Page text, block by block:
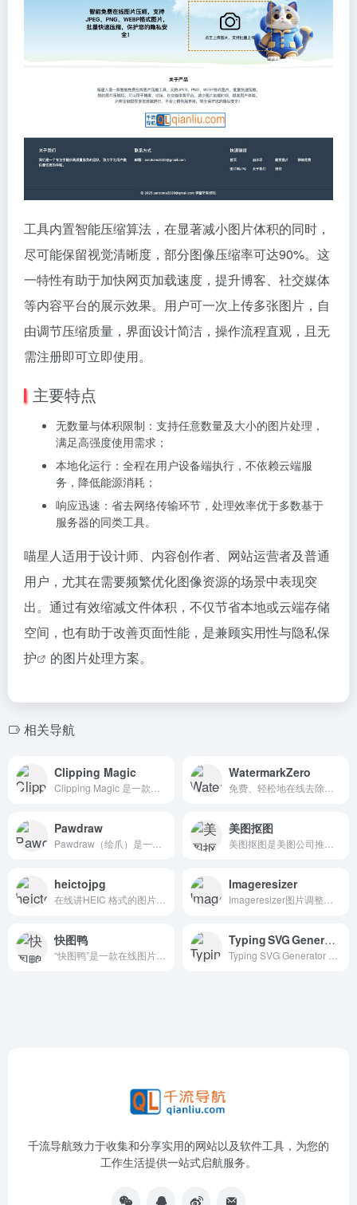
工具内置智能压缩算法，在显著减小图片体积的同时，
尽可能保留视觉清晰度，部分图像压缩率可达90%。这
一特性有助于加快网页加载速度，提升博客、社交媒体
等内容平台的展示效果。用户可一次上传多张图片，自
由调节压缩质量，界面设计简洁，操作流程直观，且无
需注册即可立即使用。
主要特点
无数量与体积限制：支持任意数量及大小的图片处理，
满足高强度使用需求；
本地化运行：全程在用户设备端执行，不依赖云端服
务，降低能源消耗；
响应迅速：省去网络传输环节，处理效率优于多数基于
服务器的同类工具。
喵星人适用于设计师、内容创作者、网站运营者及普通
用户，尤其在需要频繁优化图像资源的场景中表现突
出。通过有效缩减文件体积，不仅节省本地或云端存储
空间，也有助于改善页面性能，是兼顾实用性与隐私保
护
的图片处理方案。
相关导航
Clipping Magic WatermarkZero
Pawdraw 美图抠图
heictojpg Imageresizer
快图鸭 Typing SVG Generator
千流导航致力于收集和分享实用的网站以及软件工具，为您的
工作生活提供一站式启航服务。